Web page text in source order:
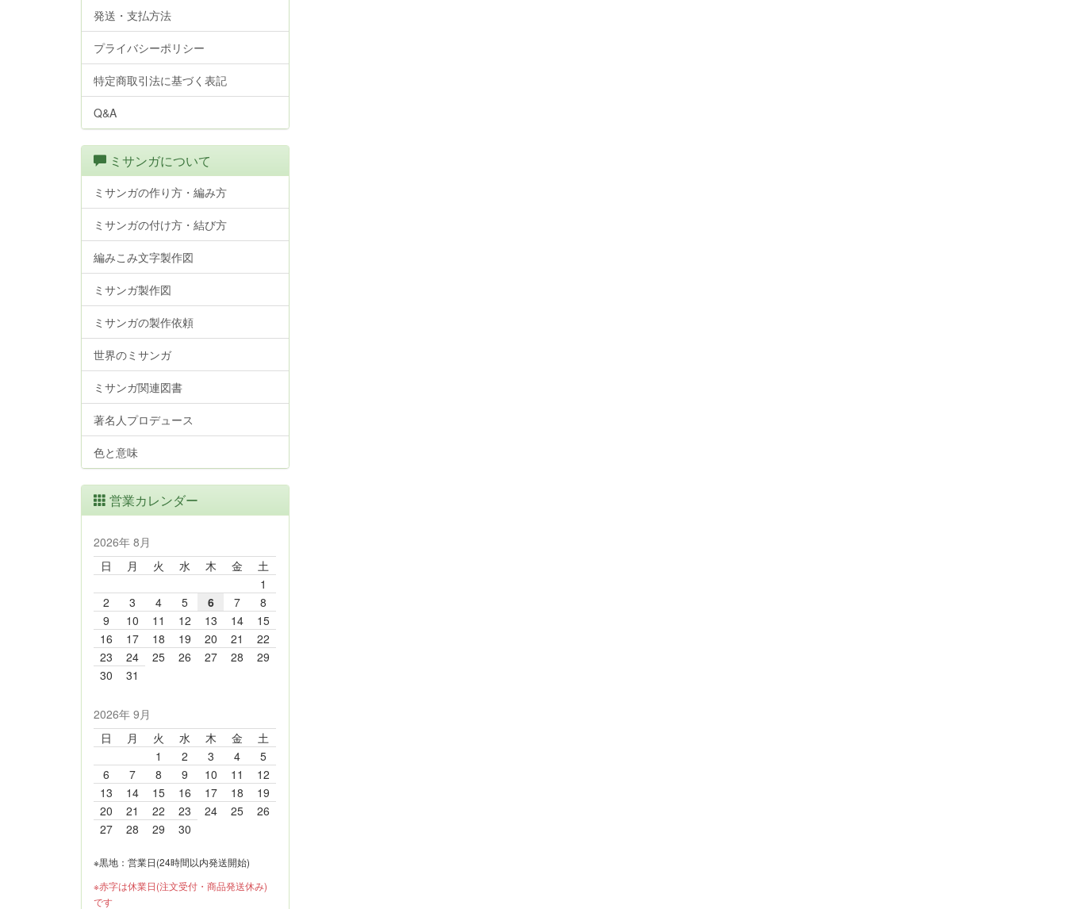
発送・支払方法
プライバシーポリシー
特定商取引法に基づく表記
Q&A
ミサンガについて
ミサンガの作り方・編み方
ミサンガの付け方・結び方
編みこみ文字製作図
ミサンガ製作図
ミサンガの製作依頼
世界のミサンガ
ミサンガ関連図書
著名人プロデュース
色と意味
営業カレンダー
2026年 8月
日
月 火 水 木 金
土
1
2
3 4 5 6 7
8
9
10 11 12 13 14
15
16
17 18 19 20 21
22
23
24 25 26 27 28
29
30
31
2026年 9月
日
月 火 水 木 金
土
1
2 3 4
5
6
7 8 9 10 11
12
13
14 15 16 17 18
19
20
21 22 23 24 25
26
27
28 29 30
※黒地：営業日(24時間以内発送開始)
※赤字は休業日(注文受付・商品発送休み)
です